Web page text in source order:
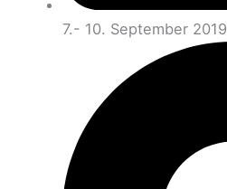
7.- 10. September 2019